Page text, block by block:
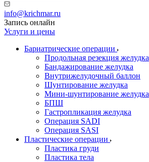
info@krichmar.ru
Запись онлайн
Услуги и цены
Бариатрические операции
Продольная резекция желудка
Бандажирование желудка
Внутрижелудочный баллон
Шунтирование желудка
Мини-шунтирование желудка
БПШ
Гастропликация желудка
Операция SADI
Операция SASI
Пластические операции
Пластика груди
Пластика тела